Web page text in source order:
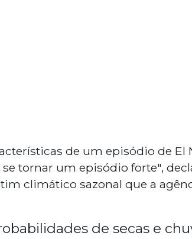
de um episódio de El
se tornar um episódio forte",
climático sazonal que a
de secas e